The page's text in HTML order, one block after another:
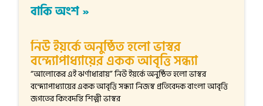
বাকি অংশ »
নিউ ইয়র্কে অনুষ্ঠিত হলো ভাস্বর
বন্দ্যোপাধ্যায়ের একক আবৃত্তি সন্ধ্যা
“আলোকের এই ঝর্ণাধারায়” নিউ ইয়র্কে অনুষ্ঠিত হলো ভাস্বর
বন্দ্যোপাধ্যায়ের একক আবৃত্তি সন্ধ্যা নিজস্ব প্রতিবেদক বাংলা আবৃত্তি
জগতের কিংবদন্তি শিল্পী ভাস্বর